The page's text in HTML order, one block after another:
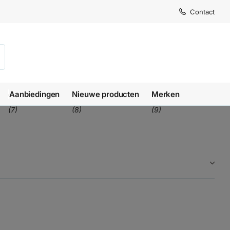
Levertijd1-3
Levertijd1-3
Contact
Aanbiedingen
(7)
Nieuwe producten
(8)
Merken
(9)